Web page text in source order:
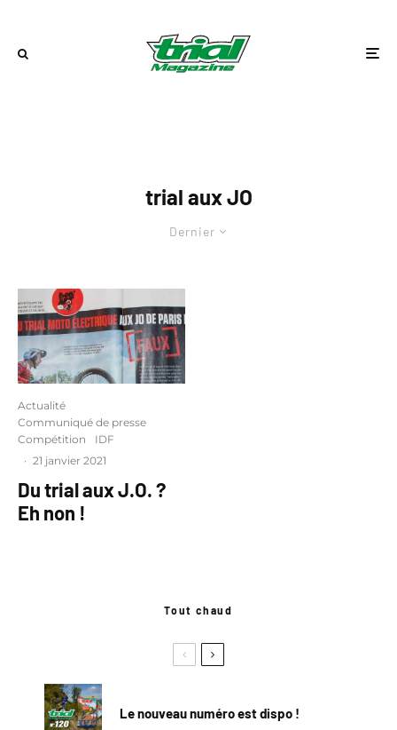
trial aux JO
Dernier
Actualité
Communiqué de presse
Compétition
IDF
· 21 janvier 2021
Du trial aux J.O. ?
Eh non !
Tout chaud
Le nouveau numéro est dispo !